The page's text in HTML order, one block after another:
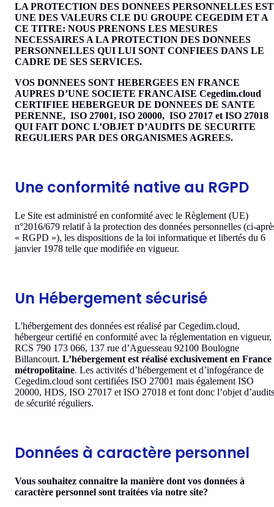
LA PROTECTION DES DONNEES PERSONNELLES EST
UNE DES VALEURS CLE DU GROUPE CEGEDIM ET A
CE TITRE: NOUS PRENONS LES MESURES
NECESSAIRES A LA PROTECTION DES DONNEES
PERSONNELLES QUI LUI SONT CONFIEES DANS LE
CADRE DE SES SERVICES.
VOS DONNEES SONT HEBERGEES EN FRANCE
AUPRES D’UNE SOCIETE FRANCAISE Cegedim.cloud
CERTIFIEE HEBERGEUR DE DONNEES DE SANTE
PERENNE, ISO 27001, ISO 20000, ISO 27017 et ISO 27018
QUI FAIT DONC L’OBJET D’AUDITS DE SECURITE
REGULIERS PAR DES ORGANISMES AGREES.
Une conformité native au RGPD
Le Site est administré en conformité avec le Règlement (UE)
n°2016/679 relatif à la protection des données personnelles (ci-
« RGPD »), les dispositions de la loi informatique et libertés du 6
janvier 1978 telle que modifiée en vigueur.
Un Hébergement sécurisé
L'hébergement des données est réalisé par Cegedim.cloud,
hébergeur certifié en conformité avec la réglementation en vigueur,
RCS 790 173 066, 137 rue d’Aguesseau 92100 Boulogne
Billancourt. L’hébergement est réalisé exclusivement en France
métropolitaine. Les activités d’hébergement et d’infogérance de
Cegedim.cloud sont certifiées ISO 27001 mais également ISO
20000, HDS, ISO 27017 et ISO 27018 et font donc l’objet d’audits
de sécurité réguliers.
Données à caractère personnel
Vous souhaitez connaitre la manière dont vos données à
caractère personnel sont traitées via notre site?